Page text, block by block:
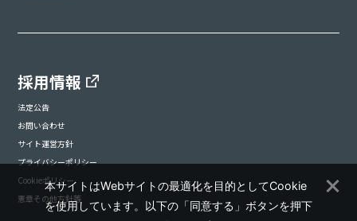
採用情報
法定公告
お問い合わせ
サイト運営方針
プライバシーポリシー
Cookieポリシー
憲章その他方針等
本サイトはWebサイトの最適化を目的としてCookie
を使用しています。以下の「同意する」ボタンを押下